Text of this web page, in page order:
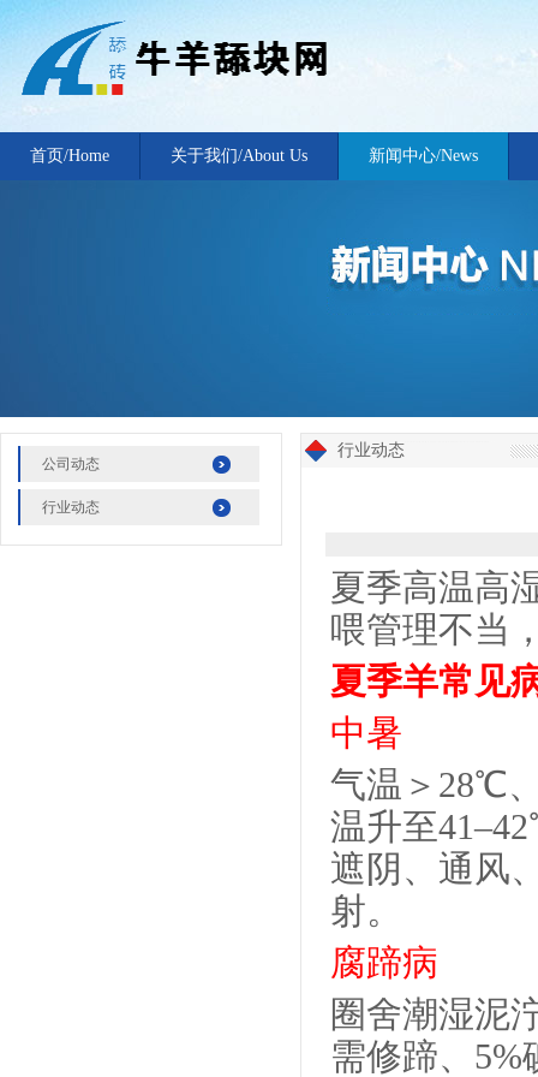
首页/Home 关于我们/About Us 新闻中心/News
公司动态
行业动态
行业动态
夏季高温高
喂管理不当
夏季羊常见
中暑
气温＞ 28℃
温升至41–42
遮阴、通风
射。
腐蹄病
圈舍潮湿泥
需修蹄、 5%